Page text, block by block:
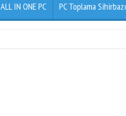
ALL IN ONE PC PC Toplama Sihirbazı